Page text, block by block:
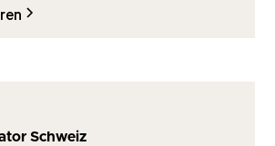
Schweiz